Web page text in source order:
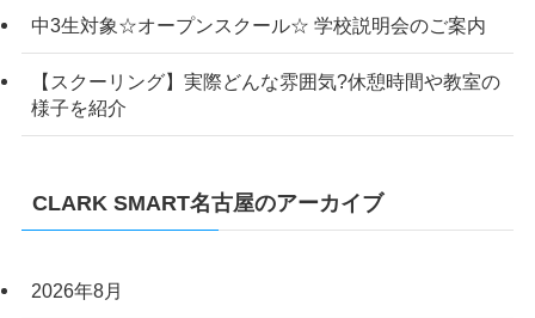
中3生対象☆オープンスクール☆ 学校説明会のご案内
【スクーリング】実際どんな雰囲気?休憩時間や教室の
様子を紹介
CLARK SMART名古屋のアーカイブ
2026年8月